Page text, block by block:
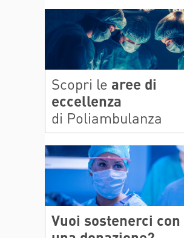
Scopri le aree di
eccellenza
di Poliambulanza
Vuoi sostenerci con